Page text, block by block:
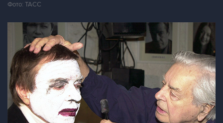
Фото: ТАСС